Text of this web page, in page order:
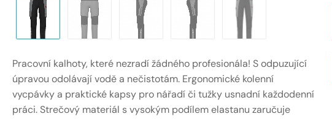
Pracovní kalhoty, které nezradí žádného profesionála! S odpuzující
úpravou odolávají vodě a nečistotám. Ergonomické kolenní
vycpávky a praktické kapsy pro nářadí či tužky usnadní každodenní
práci. Strečový materiál s vysokým podílem elastanu zaručuje